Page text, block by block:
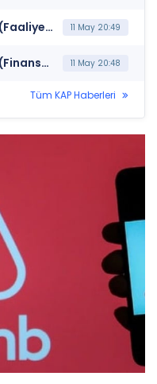
***ATEKS*** AKIN TEKSTİL A.Ş. (Faaliyet Raporu (Konsolide)) 11 May 20:49
***ATEKS*** AKIN TEKSTİL A.Ş. (Finansal Rapor) 11 May 20:48
Tüm KAP Haberleri